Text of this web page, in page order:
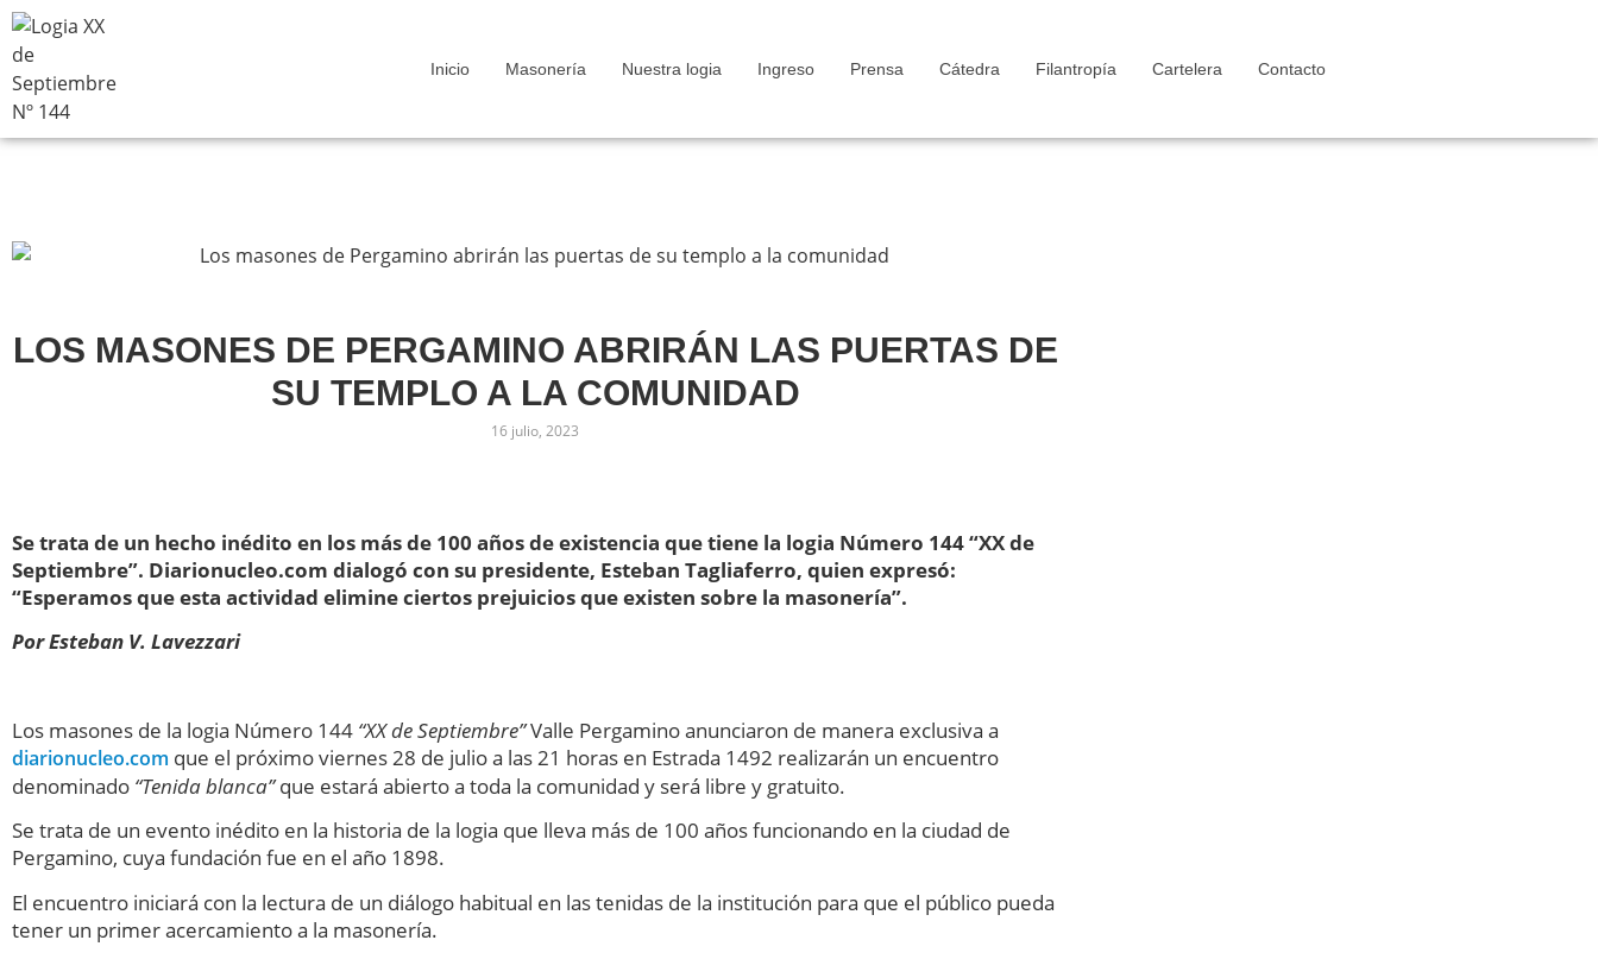
Inicio Masonería Nuestra logia Ingreso Prensa Cátedra Filantropía Cartelera Contacto
LOS MASONES DE PERGAMINO ABRIRÁN LAS PUERTAS DE
SU TEMPLO A LA COMUNIDAD
16 julio, 2023
Se trata de un hecho inédito en los más de 100 años de existencia que tiene la logia Número 144 “XX de
Septiembre”. Diarionucleo.com dialogó con su presidente, Esteban Tagliaferro, quien expresó:
“Esperamos que esta actividad elimine ciertos prejuicios que existen sobre la masonería”.
Por Esteban V. Lavezzari
Los masones de la logia Número 144 “XX de Septiembre”Valle Pergamino anunciaron de manera exclusiva a
diarionucleo.com que el próximo viernes 28 de julio a las 21 horas en Estrada 1492 realizarán un encuentro
denominado “Tenida blanca”que estará abierto a toda la comunidad y será libre y gratuito.
Se trata de un evento inédito en la historia de la logia que lleva más de 100 años funcionando en la ciudad de
Pergamino, cuya fundación fue en el año 1898.
El encuentro iniciará con la lectura de un diálogo habitual en las tenidas de la institución para que el público pueda
tener un primer acercamiento a la masonería.